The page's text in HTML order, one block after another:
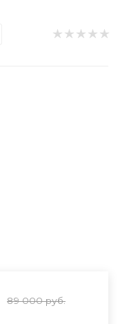
89 000руб.